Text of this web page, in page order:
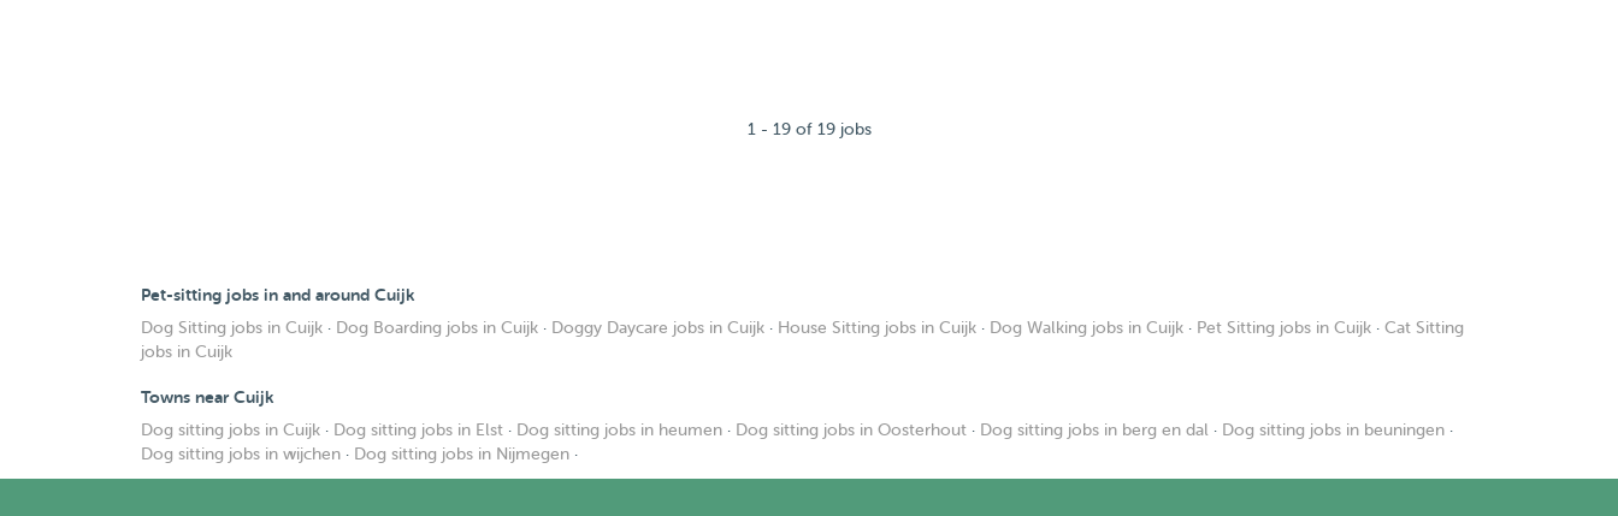
1 - 19 of 19 jobs
Pet-sitting jobs in and around Cuijk
Dog Sitting jobs in Cuijk · Dog Boarding jobs in Cuijk · Doggy Daycare jobs in Cuijk · House Sitting jobs in Cuijk · Dog Walking jobs in Cuijk · Pet Sitting jobs in Cuijk · Cat Sitting
jobs in Cuijk
Towns near Cuijk
Dog sitting jobs in Cuijk · Dog sitting jobs in Elst · Dog sitting jobs in heumen · Dog sitting jobs in Oosterhout · Dog sitting jobs in berg en dal · Dog sitting jobs in beuningen ·
Dog sitting jobs in wijchen · Dog sitting jobs in Nijmegen ·